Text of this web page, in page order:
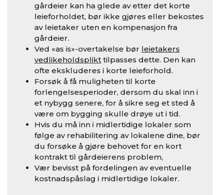
gårdeier kan ha glede av etter det korte
leieforholdet, bør ikke gjøres eller bekostes
av leietaker uten en kompenasjon fra
gårdeier.
Ved «as is»-overtakelse bør leietakers
vedlikeholdsplikt tilpasses dette. Den kan
ofte ekskluderes i korte leieforhold.
Forsøk å få muligheten til korte
forlengelsesperioder, dersom du skal inn i
et nybygg senere, for å sikre seg et sted å
være om bygging skulle drøye ut i tid.
Hvis du må inn i midlertidige lokaler som
følge av rehabilitering av lokalene dine, bør
du forsøke å gjøre behovet for en kort
kontrakt til gårdeierens problem,
Vær bevisst på fordelingen av eventuelle
kostnadspåslag i midlertidige lokaler.